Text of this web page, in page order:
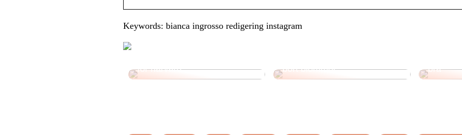
Keywords: bianca ingrosso redigering instagram
för hårvård
bort blommor
bra